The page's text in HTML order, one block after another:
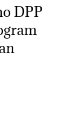
DPP